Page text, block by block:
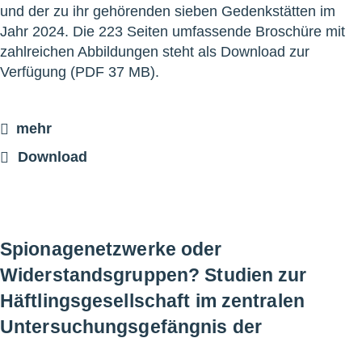
und der zu ihr gehörenden sieben Gedenkstätten im
Jahr 2024. Die 223 Seiten umfassende Broschüre mit
zahlreichen Abbildungen steht als Download zur
Verfügung (PDF 37 MB).
mehr
Download
Spionagenetzwerke oder
Widerstandsgruppen? Studien zur
Häftlingsgesellschaft im zentralen
Untersuchungsgefängnis der